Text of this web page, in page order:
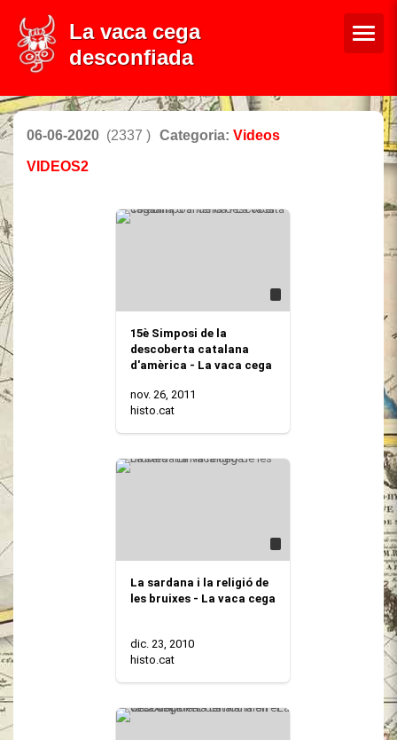
La vaca cega
desconfiada
06-06-2020 (2337 ) Categoria: Videos
VIDEOS2
15è Simposi de la
descoberta catalana
d'amèrica - La vaca cega
nov. 26, 2011
histo.cat
La sardana i la religió de
les bruixes - La vaca cega
dic. 23, 2010
histo.cat